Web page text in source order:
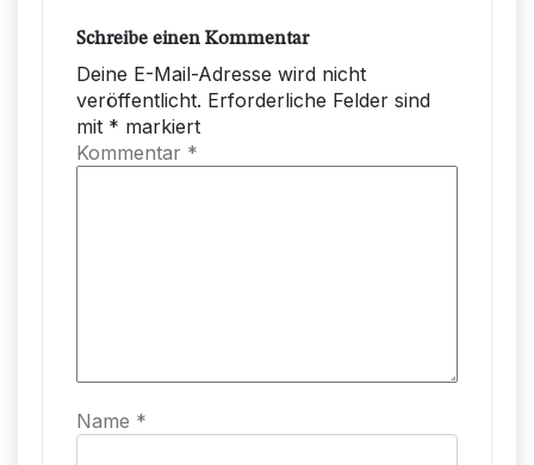
Schreibe einen Kommentar
Deine E-Mail-Adresse wird nicht
veröffentlicht. Erforderliche Felder sind
mit * markiert
Kommentar *
Name *